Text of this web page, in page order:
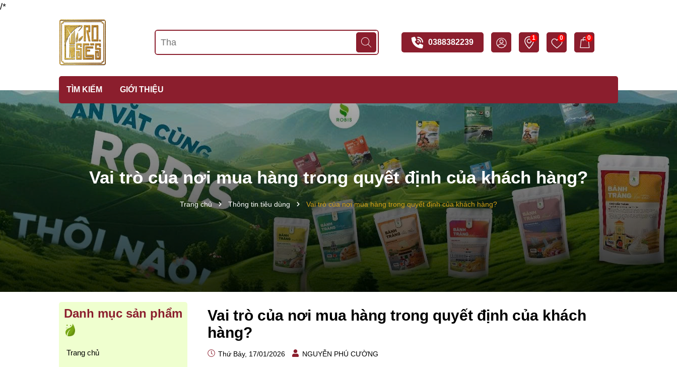
/*
0388382239 1 0 0
TÌM KIẾM GIỚI THIỆU
Vai trò của nơi mua hàng trong quyết định của khách hàng?
Trang chủ Thông tin tiêu dùng Vai trò của nơi mua hàng trong quyết định của khách hàng?
Vai trò của nơi mua hàng trong quyết định của khách
hàng?
Thứ Bảy, 17/01/2026 NGUYỄN PHÚ CƯỜNG
Danh mục sản phẩm
Trang chủ